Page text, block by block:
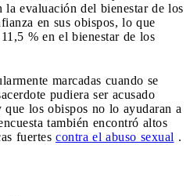
evaluación del bienestar de los
en sus obispos, lo que
% en el bienestar de los
marcadas cuando se
pudiera ser acusado
que los obispos no lo ayudaran a
también encontró altos
fuertes contra el abuso sexual .